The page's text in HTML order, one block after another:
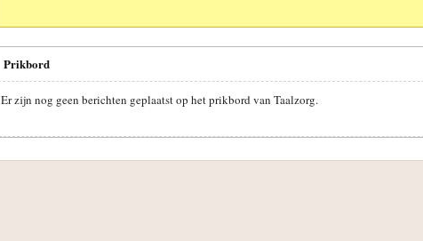
Prikbord
Er zijn nog geen berichten geplaatst op het prikbord van Taalzorg.